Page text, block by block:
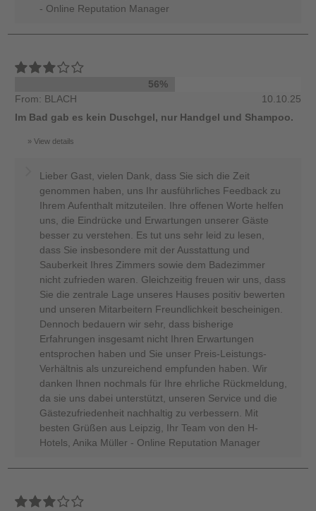
- Online Reputation Manager
56%
From: BLACH
10.10.25
Im Bad gab es kein Duschgel, nur Handgel und Shampoo.
View details
Lieber Gast, vielen Dank, dass Sie sich die Zeit
genommen haben, uns Ihr ausführliches Feedback zu
Ihrem Aufenthalt mitzuteilen. Ihre offenen Worte helfen
uns, die Eindrücke und Erwartungen unserer Gäste
besser zu verstehen. Es tut uns sehr leid zu lesen,
dass Sie insbesondere mit der Ausstattung und
Sauberkeit Ihres Zimmers sowie dem Badezimmer
nicht zufrieden waren. Gleichzeitig freuen wir uns, dass
Sie die zentrale Lage unseres Hauses positiv bewerten
und unseren Mitarbeitern Freundlichkeit bescheinigen.
Dennoch bedauern wir sehr, dass bisherige
Erfahrungen insgesamt nicht Ihren Erwartungen
entsprochen haben und Sie unser Preis-Leistungs-
Verhältnis als unzureichend empfunden haben. Wir
danken Ihnen nochmals für Ihre ehrliche Rückmeldung,
da sie uns dabei unterstützt, unseren Service und die
Gästezufriedenheit nachhaltig zu verbessern. Mit
besten Grüßen aus Leipzig, Ihr Team von den H-
Hotels, Anika Müller - Online Reputation Manager